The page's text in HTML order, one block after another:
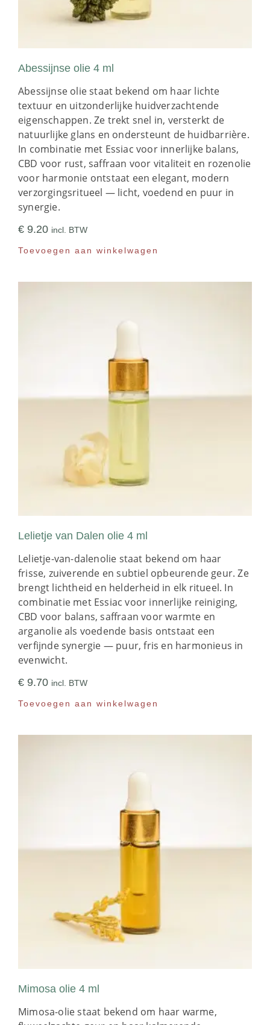
Abessijnse olie 4 ml
Abessijnse olie staat bekend om haar lichte
textuur en uitzonderlijke huidverzachtende
eigenschappen. Ze trekt snel in, versterkt de
natuurlijke glans en ondersteunt de huidbarrière.
In combinatie met Essiac voor innerlijke balans,
CBD voor rust, saffraan voor vitaliteit en rozenolie
voor harmonie ontstaat een elegant, modern
verzorgingsritueel — licht, voedend en puur in
synergie.
€ 9.20 incl. BTW
Toevoegen aan winkelwagen
Lelietje van Dalen olie 4 ml
Lelietje-van-dalenolie staat bekend om haar
frisse, zuiverende en subtiel opbeurende geur. Ze
brengt lichtheid en helderheid in elk ritueel. In
combinatie met Essiac voor innerlijke reiniging,
CBD voor balans, saffraan voor warmte en
arganolie als voedende basis ontstaat een
verfijnde synergie — puur, fris en harmonieus in
evenwicht.
€ 9.70 incl. BTW
Toevoegen aan winkelwagen
Mimosa olie 4 ml
Mimosa-olie staat bekend om haar warme,